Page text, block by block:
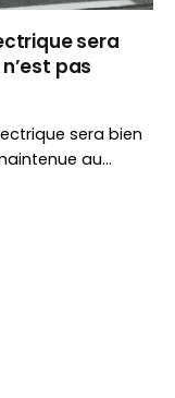
sera
pas
sera bien
au